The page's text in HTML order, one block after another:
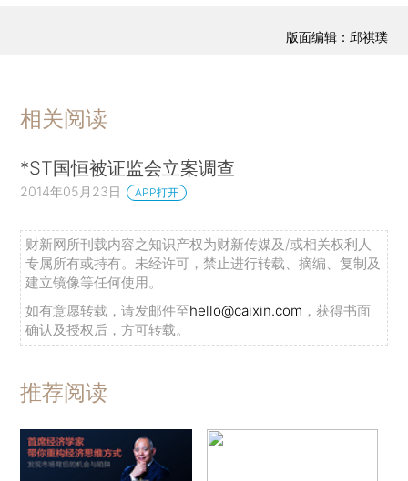
版面编辑：邱祺璞
相关阅读
*ST国恒被证监会立案调查
2014年05月23日 APP打开
财新网所刊载内容之知识产权为财新传媒及/或相关权利人
专属所有或持有。未经许可，禁止进行转载、摘编、复制及
建立镜像等任何使用。
如有意愿转载，请发邮件至hello@caixin.com ，获得书面
确认及授权后，方可转载。
推荐阅读